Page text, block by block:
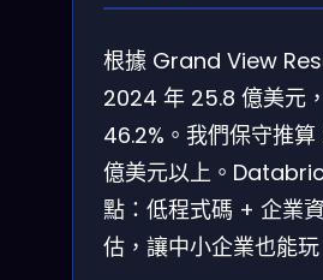
根據 Grand View
2024 年 25.8 億美元
46.2%。我們保守推
億美元以上。
點：低程式碼 + 企業
估，讓中小企業也能玩